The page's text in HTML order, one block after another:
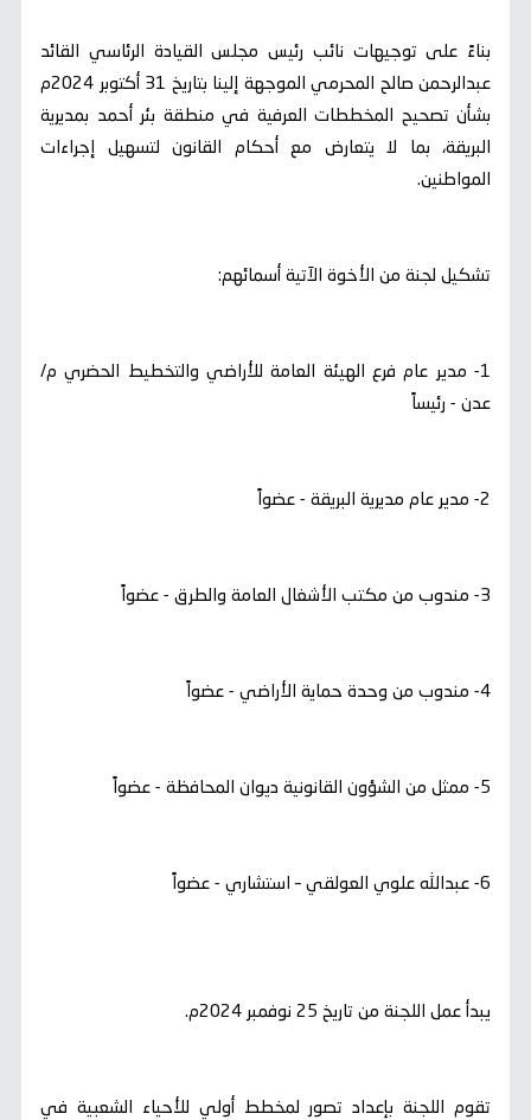
بناءً على توجيهات نائب رئيس مجلس القيادة الرئاسي القائد
عبدالرحمن صالح المحرمي الموجهة إلينا بتاريخ 31 أكتوبر 2024م
بشأن تصحيح المخططات العرفية في منطقة بئر أحمد بمديرية
البريقة، بما لا يتعارض مع أحكام القانون لتسهيل إجراءات
المواطنين.
تشكيل لجنة من الأخوة الآتية أسمائهم:
1- مدير عام فرع الهيئة العامة للأراضي والتخطيط الحضري م/
عدن - رئيساً
2- مدير عام مديرية البريقة - عضواً
3- مندوب من مكتب الأشغال العامة والطرق - عضواً
4- مندوب من وحدة حماية الأراضي - عضواً
5- ممثل من الشؤون القانونية ديوان المحافظة - عضواً
6- عبدالله علوي العولقي – استشاري - عضواً
يبدأ عمل اللجنة من تاريخ 25 نوفمبر 2024م.
تقوم اللجنة بإعداد تصور لمخطط أولي للأحياء الشعبية في